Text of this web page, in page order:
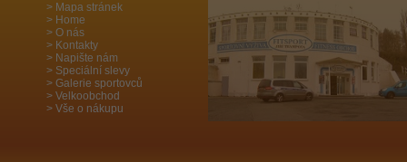
Mapa stránek
Home
O nás
Kontakty
Napište nám
Speciální slevy
Galerie sportovců
Velkoobchod
Vše o nákupu